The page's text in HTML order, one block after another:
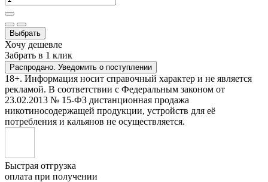
Выбрать
Хочу дешевле
Забрать в 1 клик
Распродано. Уведомить о поступлении
18+. Информация носит справочный характер и не является
рекламой. В соответствии с Федеральным законом от
23.02.2013 № 15-ФЗ дистанционная продажа
никотиносодержащей продукции, устройств для её
потребления и кальянов не осуществляется.
Быстрая отгрузка
оплата при получении